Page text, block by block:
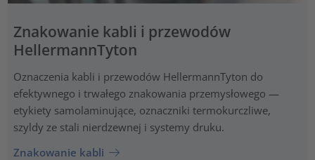
Znakowanie kabli i przewodów
HellermannTyton
Oznaczenia kabli i przewodów HellermannTyton do
efektywnego i trwałego znakowania przemysłowego —
etykiety samolaminujące, oznaczniki termokurczliwe,
szyldy ze stali nierdzewnej i systemy druku.
Znakowanie kabli